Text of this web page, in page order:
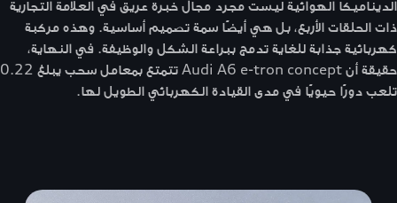
الديناميكا الهوائية ليست مجرد مجال خبرة عريق في العلامة التجارية
ذات الحلقات الأربع، بل هي أيضًا سمة تصميم أساسية. وهذه مركبة
كهربائية جذابة للغاية تدمج ببراعة الشكل والوظيفة. في النهاية،
حقيقة أن Audi A6 e-tron concept تتمتع بمعامل سحب يبلغ 0.22
تلعب دورًا حيويًا في مدى القيادة الكهربائي الطويل لها.